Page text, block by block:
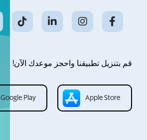
قم بتنزيل تطبيقنا واحجز موعدك الآن!
Google Play Apple Store